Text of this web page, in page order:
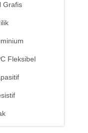
Grafis
Fleksibel